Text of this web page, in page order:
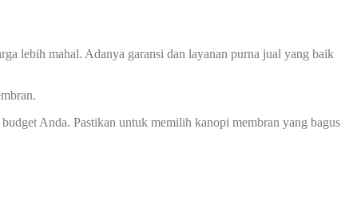
lebih mahal. Adanya garansi dan layanan purna jual yang baik
Anda. Pastikan untuk memilih kanopi membran yang bagus